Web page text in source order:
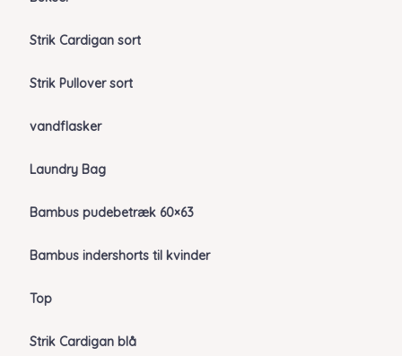
Strik Cardigan sort
Strik Pullover sort
vandflasker
Laundry Bag
Bambus pudebetræk 60×63
Bambus indershorts til kvinder
Top
Strik Cardigan blå